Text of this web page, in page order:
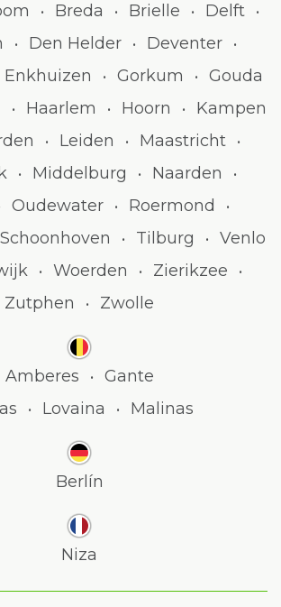
• Breda • Brielle • Delft •
• Den Helder • Deventer •
Enkhuizen • Gorkum • Gouda
• Haarlem • Hoorn • Kampen
• Leiden • Maastricht •
• Middelburg • Naarden •
Oudewater • Roermond •
Schoonhoven • Tilburg • Venlo
• Woerden • Zierikzee •
Zutphen • Zwolle
Amberes •
Gante
• Lovaina • Malinas
Berlín
Niza